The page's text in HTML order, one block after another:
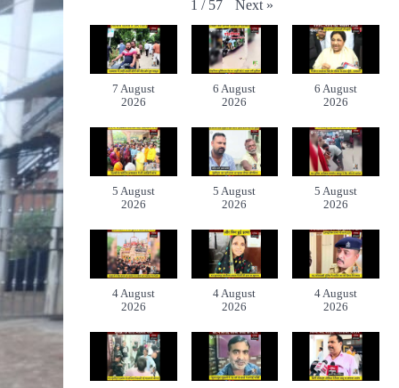
1 / 57 Next »
7 August
2026
6 August
2026
6 August
2026
5 August
2026
5 August
2026
5 August
2026
4 August
2026
4 August
2026
4 August
2026